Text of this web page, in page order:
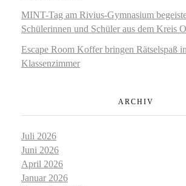
MINT-Tag am Rivius-Gymnasium
Schülerinnen und Schüler aus dem Kreis
Escape Room Koffer bringen Rätselspaß
Klassenzimmer
ARCHIV
Juli 2026
Juni 2026
April 2026
Januar 2026